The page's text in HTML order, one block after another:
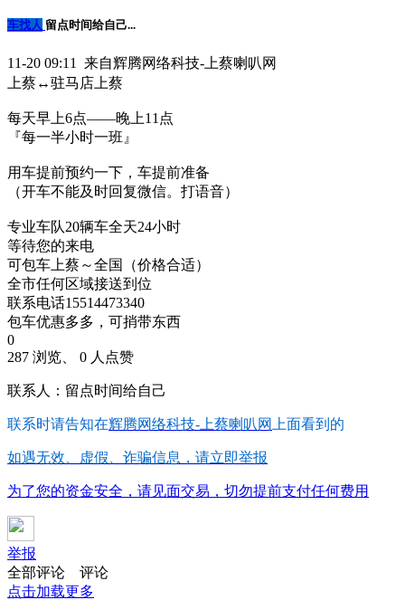
车找人 留点时间给自己...
11-20 09:11 来自辉腾网络科技-上蔡喇叭网
上蔡↔️驻马店上蔡
每天早上6点——晚上11点
『每一半小时一班』
用车提前预约一下，车提前准备
（开车不能及时回复微信。打语音）
专业车队20辆车全天24小时
等待您的来电
可包车上蔡～全国（价格合适）
全市任何区域接送到位
联系电话15514473340
包车优惠多多，可捎带东西
0
287 浏览、 0 人点赞
联系人：留点时间给自己
联系时请告知在辉腾网络科技-上蔡喇叭网 上面看到的
如遇无效、虚假、诈骗信息，请立即举报
为了您的资金安全，请见面交易，切勿提前支付任何费用
举报
全部评论
评论
点击加载更多